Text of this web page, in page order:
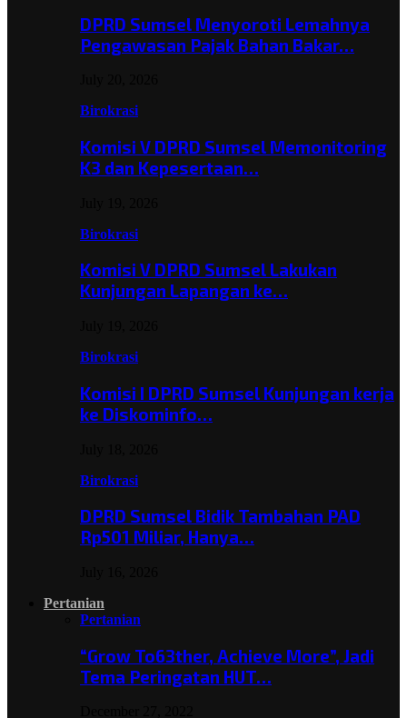
DPRD Sumsel Menyoroti Lemahnya
Pengawasan Pajak Bahan Bakar…
Birokrasi
Komisi V DPRD Sumsel Memonitoring
K3 dan Kepesertaan…
Birokrasi
Komisi V DPRD Sumsel Lakukan
Kunjungan Lapangan ke…
Birokrasi
Komisi I DPRD Sumsel Kunjungan kerja
ke Diskominfo…
Birokrasi
DPRD Sumsel Bidik Tambahan PAD
Rp501 Miliar, Hanya…
Pertanian
Pertanian
“Grow To63ther, Achieve More”, Jadi
Tema Peringatan HUT…